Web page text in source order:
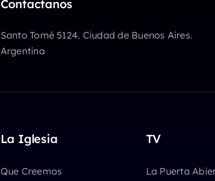
Contactanos
Santo Tomé 5124. Ciudad de Buenos Aires.
Argentina
La Iglesia
Que Creemos
TV
La Puerta